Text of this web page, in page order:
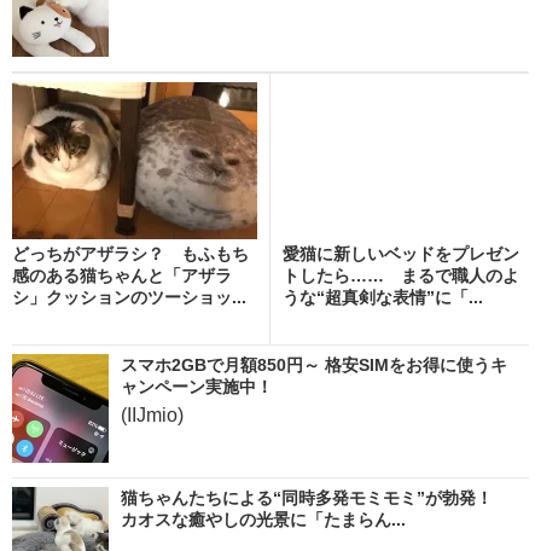
どっちがアザラシ？ もふもち
感のある猫ちゃんと「アザラ
シ」クッションのツーショッ...
愛猫に新しいベッドをプレゼン
トしたら…… まるで職人のよ
うな“超真剣な表情”に「...
スマホ2GBで月額850円～ 格安SIMをお得に使うキ
ャンペーン実施中！
(IIJmio)
猫ちゃんたちによる“同時多発モミモミ”が勃発！
カオスな癒やしの光景に「たまらん...